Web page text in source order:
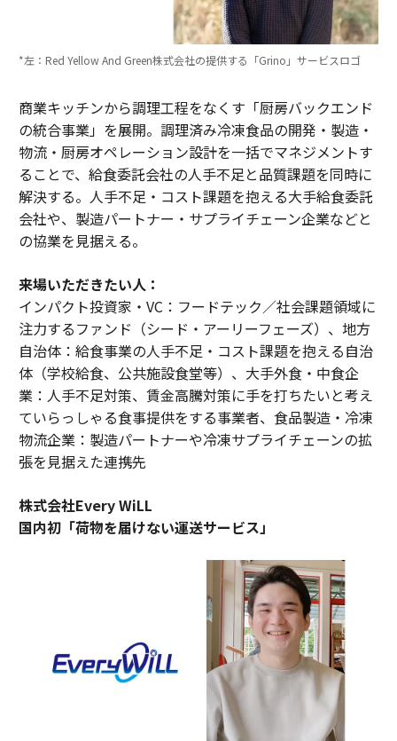
*左：Red Yellow And Green株式会社の提供する「Grino」サービスロゴ
商業キッチンから調理工程をなくす「厨房バックエンド
の統合事業」を展開。調理済み冷凍食品の開発・製造・
物流・厨房オペレーション設計を一括でマネジメントす
ることで、給食委託会社の人手不足と品質課題を同時に
解決する。人手不足・コスト課題を抱える大手給食委託
会社や、製造パートナー・サプライチェーン企業などと
の協業を見据える。
来場いただきたい人：
インパクト投資家・VC：フードテック／社会課題領域に
注力するファンド（シード・アーリーフェーズ）、地方
自治体：給食事業の人手不足・コスト課題を抱える自治
体（学校給食、公共施設食堂等）、大手外食・中食企
業：人手不足対策、賃金高騰対策に手を打ちたいと考え
ていらっしゃる食事提供をする事業者、食品製造・冷凍
物流企業：製造パートナーや冷凍サプライチェーンの拡
張を見据えた連携先
株式会社Every WiLL
国内初「荷物を届けない運送サービス」